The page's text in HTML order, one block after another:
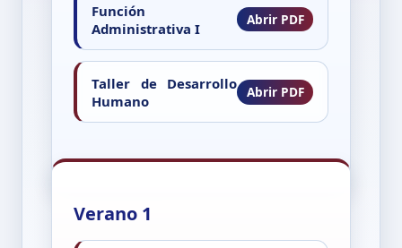
Función
Administrativa I
Taller de Desarrollo
Humano
Verano 1